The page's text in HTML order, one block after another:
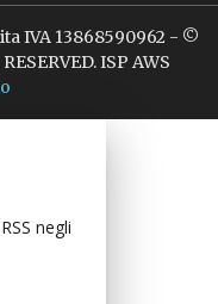
IVA 13868590962 - ©
ISP AWS
negli